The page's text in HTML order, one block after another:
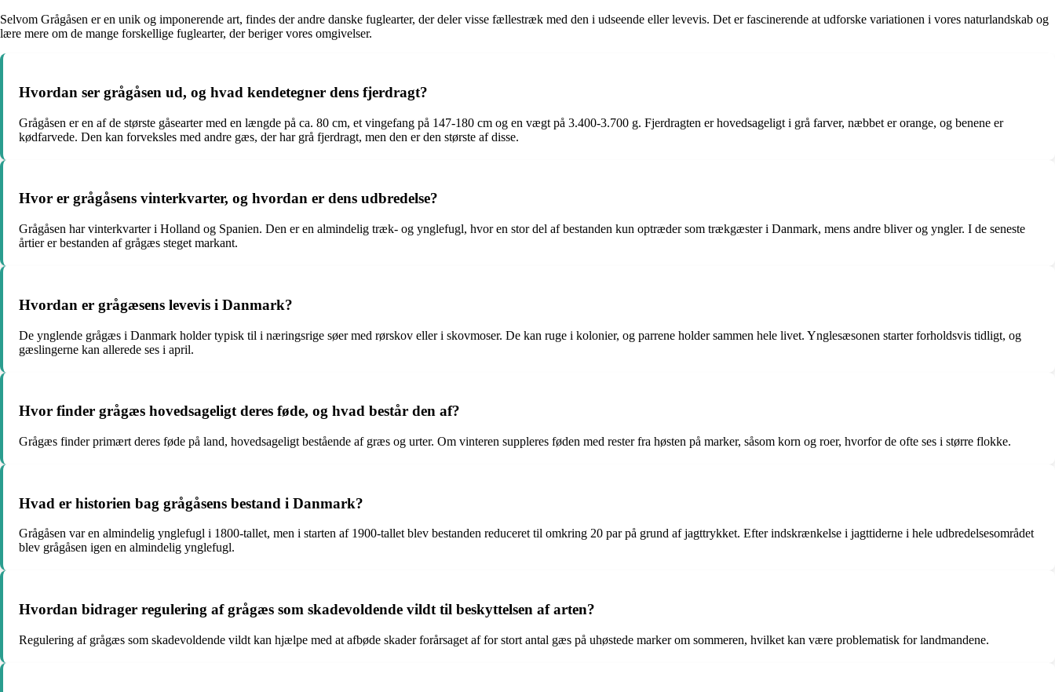
Selvom Grågåsen er en unik og imponerende art, findes der andre danske fuglearter, der deler visse fællestræk med den i udseende eller levevis. Det er fascinerende at udforske variationen i vores naturlandskab og
lære mere om de mange forskellige fuglearter, der beriger vores omgivelser.
Hvordan ser grågåsen ud, og hvad kendetegner dens fjerdragt?
Grågåsen er en af de største gåsearter med en længde på ca. 80 cm, et vingefang på 147-180 cm og en vægt på 3.400-3.700 g. Fjerdragten er hovedsageligt i grå farver, næbbet er orange, og benene er
kødfarvede. Den kan forveksles med andre gæs, der har grå fjerdragt, men den er den største af disse.
Hvor er grågåsens vinterkvarter, og hvordan er dens udbredelse?
Grågåsen har vinterkvarter i Holland og Spanien. Den er en almindelig træk- og ynglefugl, hvor en stor del af bestanden kun optræder som trækgæster i Danmark, mens andre bliver og yngler. I de seneste
årtier er bestanden af grågæs steget markant.
Hvordan er grågæsens levevis i Danmark?
De ynglende grågæs i Danmark holder typisk til i næringsrige søer med rørskov eller i skovmoser. De kan ruge i kolonier, og parrene holder sammen hele livet. Ynglesæsonen starter forholdsvis tidligt, og
gæslingerne kan allerede ses i april.
Hvor finder grågæs hovedsageligt deres føde, og hvad består den af?
Grågæs finder primært deres føde på land, hovedsageligt bestående af græs og urter. Om vinteren suppleres føden med rester fra høsten på marker, såsom korn og roer, hvorfor de ofte ses i større flokke.
Hvad er historien bag grågåsens bestand i Danmark?
Grågåsen var en almindelig ynglefugl i 1800-tallet, men i starten af 1900-tallet blev bestanden reduceret til omkring 20 par på grund af jagttrykket. Efter indskrænkelse i jagttiderne i hele udbredelsesområdet
blev grågåsen igen en almindelig ynglefugl.
Hvordan bidrager regulering af grågæs som skadevoldende vildt til beskyttelsen af arten?
Regulering af grågæs som skadevoldende vildt kan hjælpe med at afbøde skader forårsaget af for stort antal gæs på uhøstede marker om sommeren, hvilket kan være problematisk for landmandene.